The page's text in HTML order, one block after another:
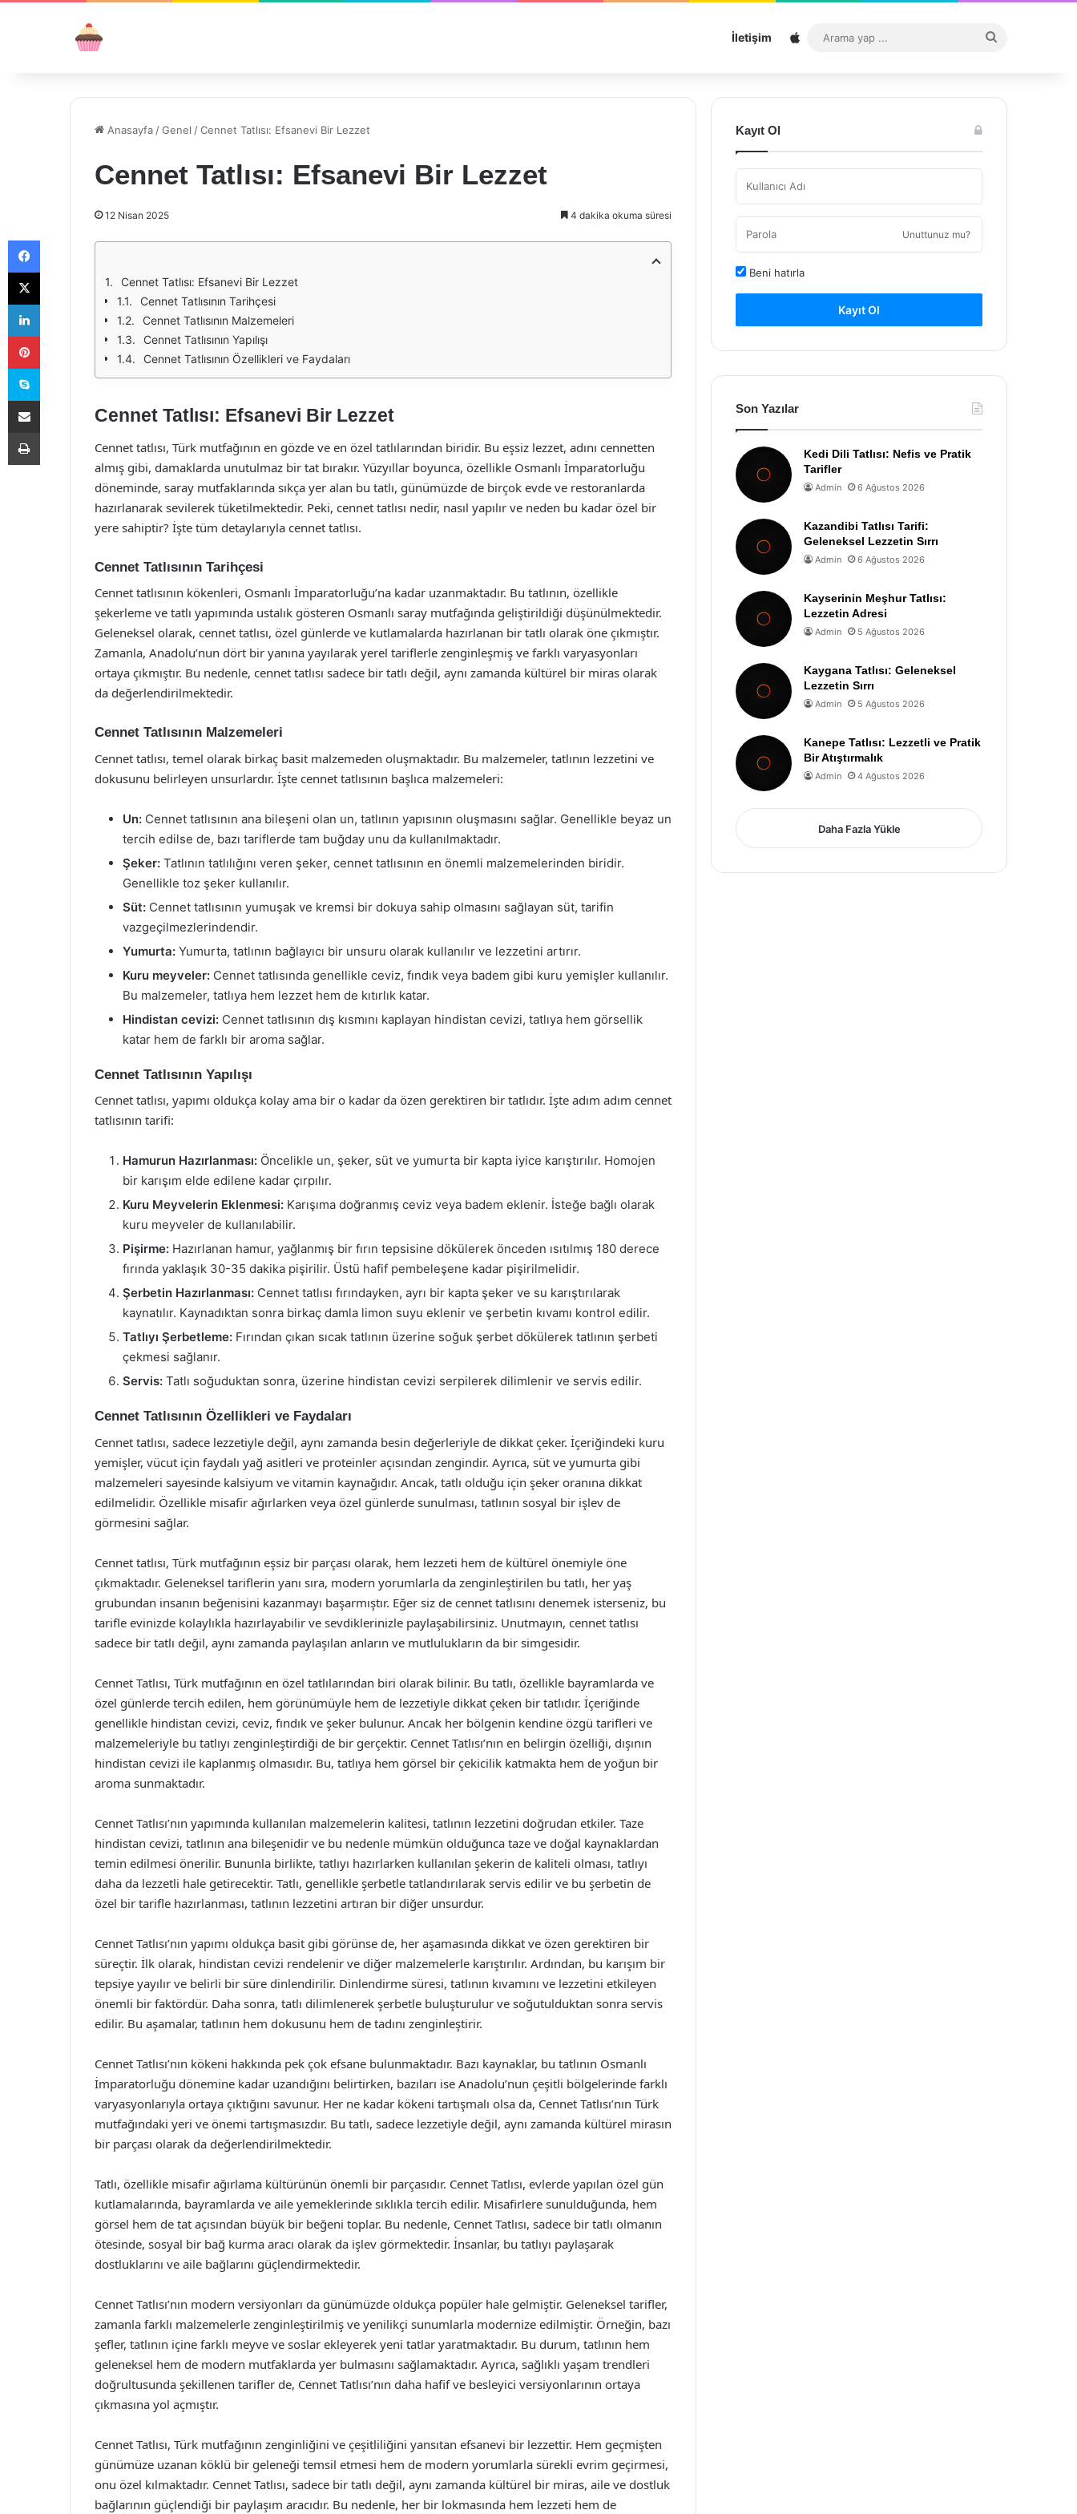
İletişim Sitemap
...
Anasayfa /Genel /Cennet Tatlısı: Efsanevi Bir Lezzet
Cennet Tatlısı: Efsanevi Bir Lezzet
12 Nisan 2025 4 dakika okuma süresi
Cennet Tatlısı: Efsanevi Bir Lezzet
Cennet Tatlısının Tarihçesi
Cennet Tatlısının Malzemeleri
Cennet Tatlısının Yapılışı
Cennet Tatlısının Özellikleri ve Faydaları
Cennet Tatlısı: Efsanevi Bir Lezzet
Cennet tatlısı, Türk mutfağının en gözde ve en özel tatlılarından biridir. Bu eşsiz lezzet, adını cennetten
almış gibi, damaklarda unutulmaz bir tat bırakır. Yüzyıllar boyunca, özellikle Osmanlı İmparatorluğu
döneminde, saray mutfaklarında sıkça yer alan bu tatlı, günümüzde de birçok evde ve restoranlarda
hazırlanarak sevilerek tüketilmektedir. Peki, cennet tatlısı nedir, nasıl yapılır ve neden bu kadar özel bir
yere sahiptir? İşte tüm detaylarıyla cennet tatlısı.
Cennet Tatlısının Tarihçesi
Cennet tatlısının kökenleri, Osmanlı İmparatorluğu’na kadar uzanmaktadır. Bu tatlının, özellikle
şekerleme ve tatlı yapımında ustalık gösteren Osmanlı saray mutfağında geliştirildiği düşünülmektedir.
Geleneksel olarak, cennet tatlısı, özel günlerde ve kutlamalarda hazırlanan bir tatlı olarak öne çıkmıştır.
Zamanla, Anadolu’nun dört bir yanına yayılarak yerel tariflerle zenginleşmiş ve farklı varyasyonları
ortaya çıkmıştır. Bu nedenle, cennet tatlısı sadece bir tatlı değil, aynı zamanda kültürel bir miras olarak
da değerlendirilmektedir.
Cennet Tatlısının Malzemeleri
Cennet tatlısı, temel olarak birkaç basit malzemeden oluşmaktadır. Bu malzemeler, tatlının lezzetini ve
dokusunu belirleyen unsurlardır. İşte cennet tatlısının başlıca malzemeleri:
Un: Cennet tatlısının ana bileşeni olan un, tatlının yapısının oluşmasını sağlar. Genellikle beyaz un
tercih edilse de, bazı tariflerde tam buğday unu da kullanılmaktadır.
Şeker: Tatlının tatlılığını veren şeker, cennet tatlısının en önemli malzemelerinden biridir.
Genellikle toz şeker kullanılır.
Süt: Cennet tatlısının yumuşak ve kremsi bir dokuya sahip olmasını sağlayan süt, tarifin
vazgeçilmezlerindendir.
Yumurta: Yumurta, tatlının bağlayıcı bir unsuru olarak kullanılır ve lezzetini artırır.
Kuru meyveler: Cennet tatlısında genellikle ceviz, fındık veya badem gibi kuru yemişler kullanılır.
Bu malzemeler, tatlıya hem lezzet hem de kıtırlık katar.
Hindistan cevizi: Cennet tatlısının dış kısmını kaplayan hindistan cevizi, tatlıya hem görsellik
katar hem de farklı bir aroma sağlar.
Cennet Tatlısının Yapılışı
Cennet tatlısı, yapımı oldukça kolay ama bir o kadar da özen gerektiren bir tatlıdır. İşte adım adım cennet
tatlısının tarifi:
Hamurun Hazırlanması: Öncelikle un, şeker, süt ve yumurta bir kapta iyice karıştırılır. Homojen
bir karışım elde edilene kadar çırpılır.
Kuru Meyvelerin Eklenmesi: Karışıma doğranmış ceviz veya badem eklenir. İsteğe bağlı olarak
kuru meyveler de kullanılabilir.
Pişirme: Hazırlanan hamur, yağlanmış bir fırın tepsisine dökülerek önceden ısıtılmış 180 derece
fırında yaklaşık 30-35 dakika pişirilir. Üstü hafif pembeleşene kadar pişirilmelidir.
Şerbetin Hazırlanması: Cennet tatlısı fırındayken, ayrı bir kapta şeker ve su karıştırılarak
kaynatılır. Kaynadıktan sonra birkaç damla limon suyu eklenir ve şerbetin kıvamı kontrol edilir.
Tatlıyı Şerbetleme: Fırından çıkan sıcak tatlının üzerine soğuk şerbet dökülerek tatlının şerbeti
çekmesi sağlanır.
Servis: Tatlı soğuduktan sonra, üzerine hindistan cevizi serpilerek dilimlenir ve servis edilir.
Cennet Tatlısının Özellikleri ve Faydaları
Cennet tatlısı, sadece lezzetiyle değil, aynı zamanda besin değerleriyle de dikkat çeker. İçeriğindeki kuru
yemişler, vücut için faydalı yağ asitleri ve proteinler açısından zengindir. Ayrıca, süt ve yumurta gibi
malzemeleri sayesinde kalsiyum ve vitamin kaynağıdır. Ancak, tatlı olduğu için şeker oranına dikkat
edilmelidir. Özellikle misafir ağırlarken veya özel günlerde sunulması, tatlının sosyal bir işlev de
görmesini sağlar.
Cennet tatlısı, Türk mutfağının eşsiz bir parçası olarak, hem lezzeti hem de kültürel önemiyle öne
çıkmaktadır. Geleneksel tariflerin yanı sıra, modern yorumlarla da zenginleştirilen bu tatlı, her yaş
grubundan insanın beğenisini kazanmayı başarmıştır. Eğer siz de cennet tatlısını denemek isterseniz, bu
tarifle evinizde kolaylıkla hazırlayabilir ve sevdiklerinizle paylaşabilirsiniz. Unutmayın, cennet tatlısı
sadece bir tatlı değil, aynı zamanda paylaşılan anların ve mutlulukların da bir simgesidir.
Cennet Tatlısı, Türk mutfağının en özel tatlılarından biri olarak bilinir. Bu tatlı, özellikle bayramlarda ve
özel günlerde tercih edilen, hem görünümüyle hem de lezzetiyle dikkat çeken bir tatlıdır. İçeriğinde
genellikle hindistan cevizi, ceviz, fındık ve şeker bulunur. Ancak her bölgenin kendine özgü tarifleri ve
malzemeleriyle bu tatlıyı zenginleştirdiği de bir gerçektir. Cennet Tatlısı’nın en belirgin özelliği, dışının
hindistan cevizi ile kaplanmış olmasıdır. Bu, tatlıya hem görsel bir çekicilik katmakta hem de yoğun bir
aroma sunmaktadır.
Cennet Tatlısı’nın yapımında kullanılan malzemelerin kalitesi, tatlının lezzetini doğrudan etkiler. Taze
hindistan cevizi, tatlının ana bileşenidir ve bu nedenle mümkün olduğunca taze ve doğal kaynaklardan
temin edilmesi önerilir. Bununla birlikte, tatlıyı hazırlarken kullanılan şekerin de kaliteli olması, tatlıyı
daha da lezzetli hale getirecektir. Tatlı, genellikle şerbetle tatlandırılarak servis edilir ve bu şerbetin de
özel bir tarifle hazırlanması, tatlının lezzetini artıran bir diğer unsurdur.
Cennet Tatlısı’nın yapımı oldukça basit gibi görünse de, her aşamasında dikkat ve özen gerektiren bir
süreçtir. İlk olarak, hindistan cevizi rendelenir ve diğer malzemelerle karıştırılır. Ardından, bu karışım bir
tepsiye yayılır ve belirli bir süre dinlendirilir. Dinlendirme süresi, tatlının kıvamını ve lezzetini etkileyen
önemli bir faktördür. Daha sonra, tatlı dilimlenerek şerbetle buluşturulur ve soğutulduktan sonra servis
edilir. Bu aşamalar, tatlının hem dokusunu hem de tadını zenginleştirir.
Cennet Tatlısı’nın kökeni hakkında pek çok efsane bulunmaktadır. Bazı kaynaklar, bu tatlının Osmanlı
İmparatorluğu dönemine kadar uzandığını belirtirken, bazıları ise Anadolu’nun çeşitli bölgelerinde farklı
varyasyonlarıyla ortaya çıktığını savunur. Her ne kadar kökeni tartışmalı olsa da, Cennet Tatlısı’nın Türk
mutfağındaki yeri ve önemi tartışmasızdır. Bu tatlı, sadece lezzetiyle değil, aynı zamanda kültürel mirasın
bir parçası olarak da değerlendirilmektedir.
Tatlı, özellikle misafir ağırlama kültürünün önemli bir parçasıdır. Cennet Tatlısı, evlerde yapılan özel gün
kutlamalarında, bayramlarda ve aile yemeklerinde sıklıkla tercih edilir. Misafirlere sunulduğunda, hem
görsel hem de tat açısından büyük bir beğeni toplar. Bu nedenle, Cennet Tatlısı, sadece bir tatlı olmanın
ötesinde, sosyal bir bağ kurma aracı olarak da işlev görmektedir. İnsanlar, bu tatlıyı paylaşarak
dostluklarını ve aile bağlarını güçlendirmektedir.
Cennet Tatlısı’nın modern versiyonları da günümüzde oldukça popüler hale gelmiştir. Geleneksel tarifler,
zamanla farklı malzemelerle zenginleştirilmiş ve yenilikçi sunumlarla modernize edilmiştir. Örneğin, bazı
şefler, tatlının içine farklı meyve ve soslar ekleyerek yeni tatlar yaratmaktadır. Bu durum, tatlının hem
geleneksel hem de modern mutfaklarda yer bulmasını sağlamaktadır. Ayrıca, sağlıklı yaşam trendleri
doğrultusunda şekillenen tarifler de, Cennet Tatlısı’nın daha hafif ve besleyici versiyonlarının ortaya
çıkmasına yol açmıştır.
Cennet Tatlısı, Türk mutfağının zenginliğini ve çeşitliliğini yansıtan efsanevi bir lezzettir. Hem geçmişten
günümüze uzanan köklü bir geleneği temsil etmesi hem de modern yorumlarla sürekli evrim geçirmesi,
onu özel kılmaktadır. Cennet Tatlısı, sadece bir tatlı değil, aynı zamanda kültürel bir miras, aile ve dostluk
bağlarının güçlendiği bir paylaşım aracıdır. Bu nedenle, her bir lokmasında hem lezzeti hem de
Kayıt Ol
Unuttunuz mu?
Beni hatırla
Kayıt Ol
Son Yazılar
Kedi Dili Tatlısı: Nefis ve Pratik
Tarifler
Admin 6 Ağustos 2026
Kazandibi Tatlısı Tarifi:
Geleneksel Lezzetin Sırrı
Admin 6 Ağustos 2026
Kayserinin Meşhur Tatlısı:
Lezzetin Adresi
Admin 5 Ağustos 2026
Kaygana Tatlısı: Geleneksel
Lezzetin Sırrı
Admin 5 Ağustos 2026
Kanepe Tatlısı: Lezzetli ve Pratik
Bir Atıştırmalık
Admin 4 Ağustos 2026
Daha Fazla Yükle
Facebook
X
LinkedIn
Pinterest
Skype
E-Posta ile paylaş